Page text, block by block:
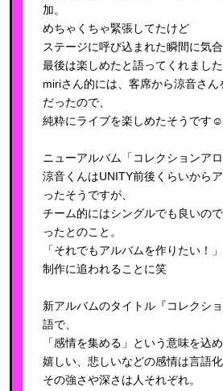
加。
めちゃくちゃ緊張してたけど
ステージに呼び込まれた瞬間に気合
最後は楽しめたと語ってくれました
miriさん的には、客席から涼音さ
だったので、
純粋にライブを楽しめたそうです☺️
ニューアルバム「コレクションア
涼音くんはUNITY前後くらいから
ったそうですが、
チーム的にはシングルでも良いの
ったとのこと。
「それでもアルバムを作りたい！
制作に追われることに笑
新アルバムのタイトル『コレクシ
語で、
「感情を集める」という意味を込
嬉しい、悲しいなどの感情は言語化
その強さや深さは人それぞれ。